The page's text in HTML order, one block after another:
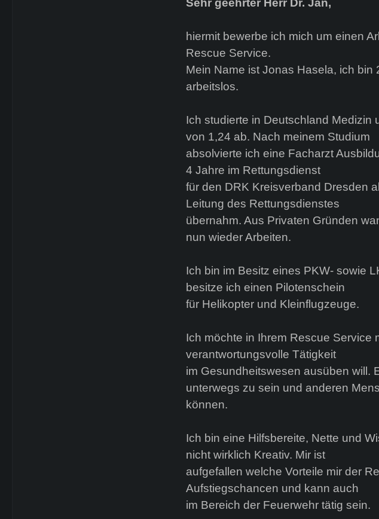
Sehr geehrter Herr Dr. Jan,
hiermit bewerbe ich mich um einen
Rescue Service.
Mein Name ist Jonas Hasela, ich
arbeitslos.
Ich studierte in Deutschland Medizin
von 1,24 ab. Nach meinem Studium
absolvierte ich eine Facharzt
4 Jahre im Rettungsdienst
für den DRK Kreisverband Dresden
Leitung des Rettungsdienstes
übernahm. Aus Privaten Gründen
nun wieder Arbeiten.
Ich bin im Besitz eines PKW- sowie
besitze ich einen Pilotenschein
für Helikopter und Kleinflugzeuge.
Ich möchte in Ihrem Rescue Service
verantwortungsvolle Tätigkeit
im Gesundheitswesen ausüben will.
unterwegs zu sein und anderen
können.
Ich bin eine Hilfsbereite, Nette und
nicht wirklich Kreativ. Mir ist
aufgefallen welche Vorteile mir der
Aufstiegschancen und kann auch
im Bereich der Feuerwehr tätig sein.